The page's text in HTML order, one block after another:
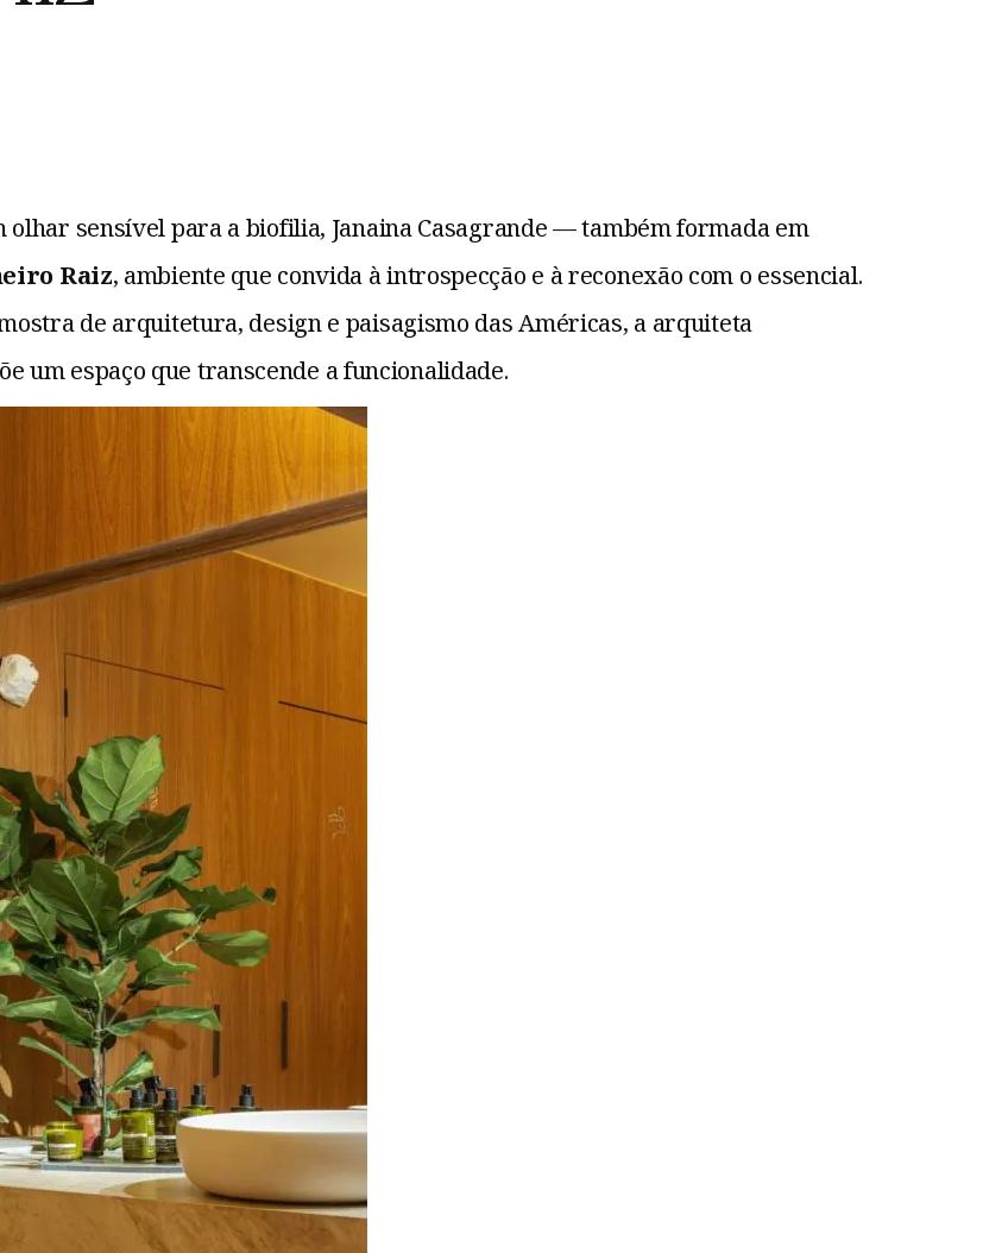
sensível para a biofilia, Janaina Casagrande — também formada em
Raiz, ambiente que convida à introspecção e à reconexão com o essencial.
de arquitetura, design e paisagismo das Américas, a arquiteta
um espaço que transcende a funcionalidade.